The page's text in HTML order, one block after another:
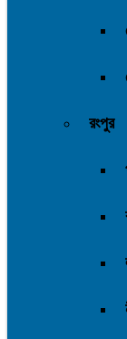
রংপুর